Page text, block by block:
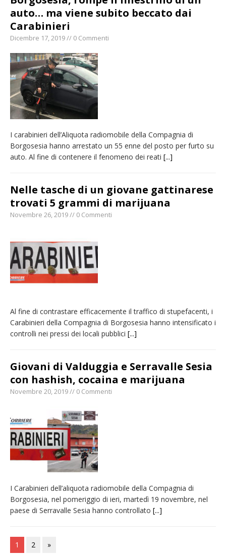
auto… ma viene subito beccato dai
Carabinieri
Dicembre 17, 2019 // 0 Commenti
I carabinieri dell’Aliquota radiomobile della Compagnia di
Borgosesia hanno arrestato un 55 enne del posto per furto su
auto. Al fine di contenere il fenomeno dei reati [...]
Nelle tasche di un giovane gattinarese
trovati 5 grammi di marijuana
Novembre 26, 2019 // 0 Commenti
Al fine di contrastare efficacemente il traffico di stupefacenti, i
Carabinieri della Compagnia di Borgosesia hanno intensificato i
controlli nei pressi dei locali pubblici [...]
Giovani di Valduggia e Serravalle Sesia
con hashish, cocaina e marijuana
Novembre 20, 2019 // 0 Commenti
I Carabinieri dell’aliquota radiomobile della Compagnia di
Borgosesia, nel pomeriggio di ieri, martedì 19 novembre, nel
paese di Serravalle Sesia hanno controllato [...]
1 2 »